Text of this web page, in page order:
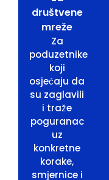
društvene
mreže
Za
poduzetnike
koji
osjećaju da
su zaglavili
i traže
poguranac
uz
konkretne
korake,
smjernice i